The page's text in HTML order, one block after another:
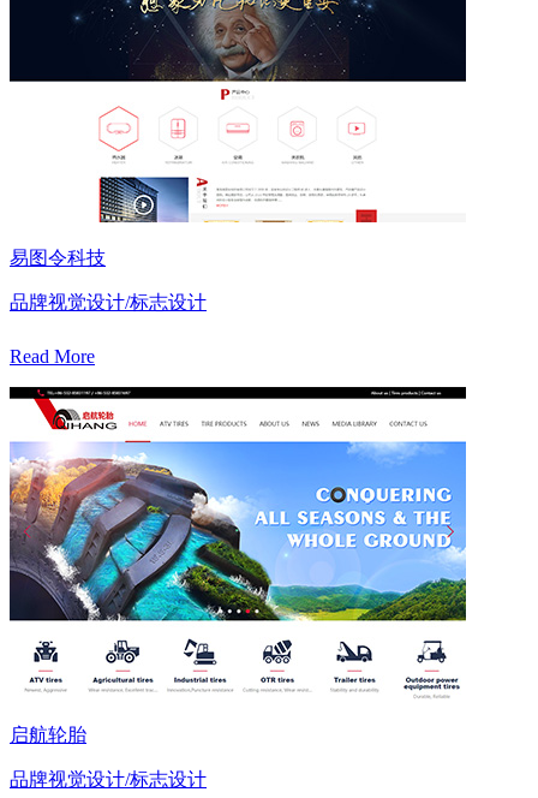
易图令科技
品牌视觉设计/标志设计
Read More
启航轮胎
品牌视觉设计/标志设计